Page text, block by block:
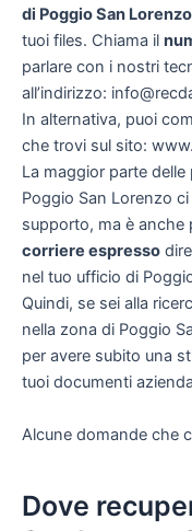
di Poggio San Lorenzo
tuoi files. Chiama il
parlare con i nostri
all’indirizzo:
In alternativa, puoi
che trovi sul sito:
La maggior parte
Poggio San Lorenzo
supporto, ma è anche
corriere espresso
nel tuo ufficio di
Quindi, se sei alla
nella zona di Poggio
per avere subito una
tuoi documenti
Alcune domande che
Dove